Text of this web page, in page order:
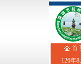
首
126年